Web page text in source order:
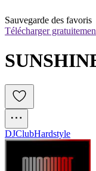
Sauvegarde des favoris
Télécharger
DJClubHardstyle